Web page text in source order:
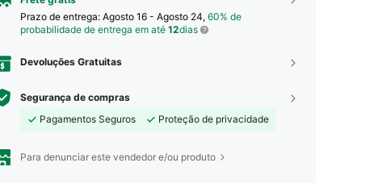
Prazo de entrega: Agosto 16 - Agosto 24, 60% de
probabilidade de entrega em até 12dias
Devoluções Gratuitas
Segurança de compras
Pagamentos Seguros
Proteção de privacidade
Para denunciar este vendedor e/ou produto